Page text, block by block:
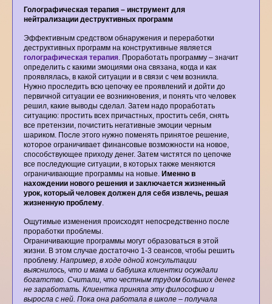
Голографическая терапия – инструмент для
нейтрализации деструктивных программ
Эффективным средством обнаружения и переработки
деструктивных программ на конструктивные является
голографическая терапия. Проработать программу – значит
определить с какими эмоциями она связана, когда и как
проявлялась, в какой ситуации и в связи с чем возникла.
Нужно проследить всю цепочку ее проявлений и дойти до
первичной ситуации ее возникновения, и понять что человек
решил, какие выводы сделал. Затем надо проработать
ситуацию: простить всех причастных, простить себя, снять
все претензии, почистить негативные эмоции черным
шариком. После этого нужно поменять принятое решение,
которое ограничивает финансовые возможности на новое,
способствующее приходу денег. Затем чистятся по цепочке
все последующие ситуации, в которых также меняются
ограничивающие программы на новые. Именно в
нахождении нового решения и заключается жизненный
урок, который человек должен для себя извлечь, решая
жизненную проблему.
Ощутимые изменения происходят непосредственно после
проработки проблемы.
Ограничивающие программы могут образоваться в этой
жизни. В этом случае достаточно 1-3 сеансов, чтобы решить
проблему. Например, в ходе одной консультации
выяснилось, что и мама и бабушка клиентки осуждали
богатство. Считали, что честным трудом больших денег
не заработать. Клиентка приняла эту философию и
выросла с ней. Пока она работала в школе – получала